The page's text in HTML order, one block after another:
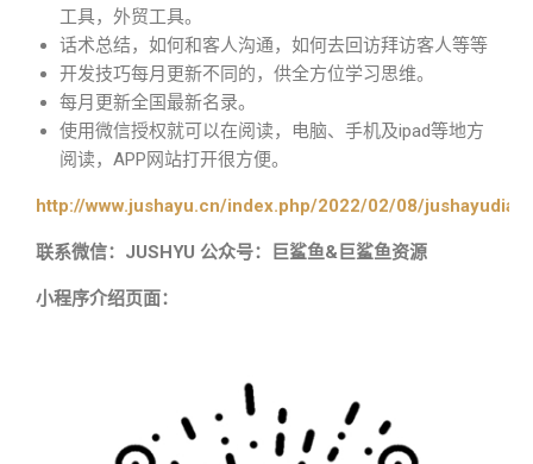
工具，外贸工具。
话术总结，如何和客人沟通，如何去回访拜访客人等等
开发技巧每月更新不同的，供全方位学习思维。
每月更新全国最新名录。
使用微信授权就可以在阅读，电脑、手机及ipad等地方
阅读，APP网站打开很方便。
http://www.jushayu.cn/index.php/2022/02/08/
联系微信：JUSHYU 公众号：巨鲨鱼&巨鲨鱼资源
小程序介绍页面：